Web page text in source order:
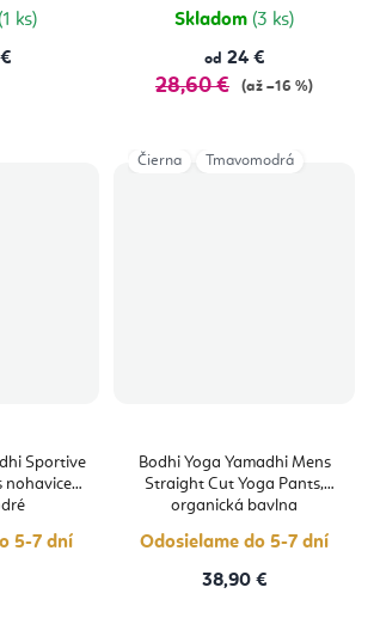
(1 ks)
Skladom (3 ks)
od 24 €
28,60 € (až –16 %)
Sportive
nohavice
5-7 dní
Bodhi Yoga Yamadhi Mens
Straight Cut Yoga Pants,
organická bavlna
Odosielame do 5-7 dní
38,90 €
Čierna Tmavomodrá